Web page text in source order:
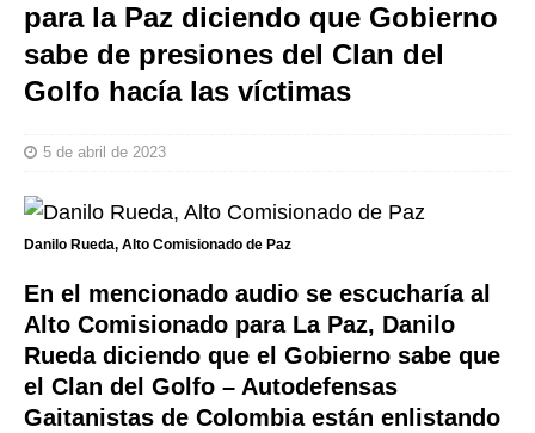
para la Paz diciendo que Gobierno
sabe de presiones del Clan del
Golfo hacía las víctimas
5 de abril de 2023
Danilo Rueda, Alto Comisionado de Paz
En el mencionado audio se escucharía al
Alto Comisionado para La Paz, Danilo
Rueda diciendo que el Gobierno sabe que
el Clan del Golfo – Autodefensas
Gaitanistas de Colombia están enlistando